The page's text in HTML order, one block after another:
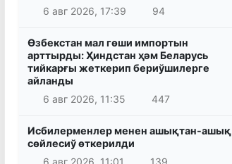
6 авг 2026, 17:39
94
Өзбекстан мал гөши импортын
арттырды: Ҳиндстан ҳәм Беларусь
тийкарғы жеткерип бериўшилерге
айланды
6 авг 2026, 11:35
447
Исбилерменлер менен ашықтан-ашық
сөйлесиў өткерилди
6 авг 2026, 11:01
139